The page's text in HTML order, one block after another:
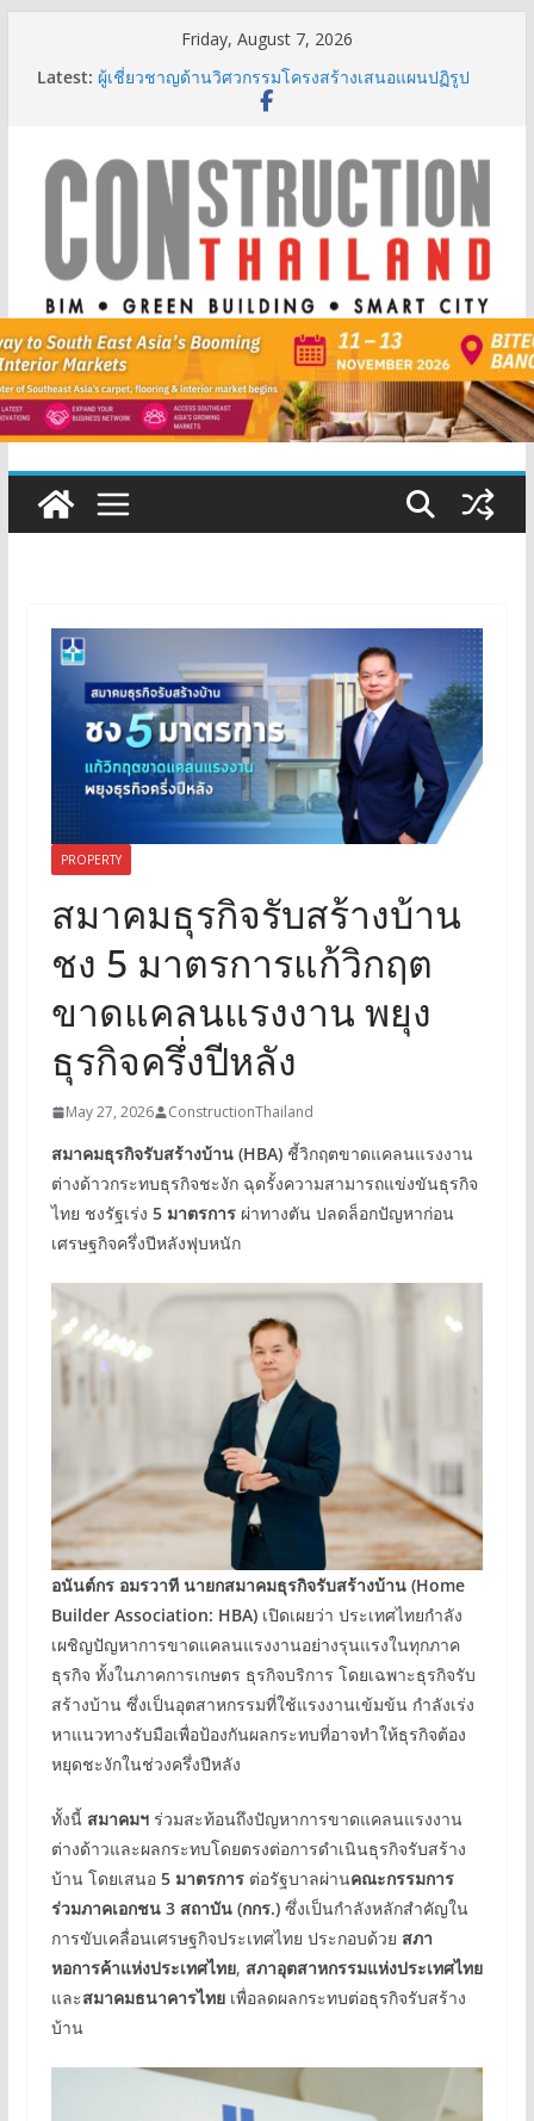
Friday, August 7, 2026
Latest: ผู้เชี่ยวชาญด้านวิศวกรรมโครงสร้างเสนอแผนปฏิรูป
มาตรฐานตั้งแต่การออกแบบถึงการตรวจสอบอาคารไทย
เติบโต 377% ชี้ดีมานด์ภูเก็ตยังแกร่ง
BCT Expo 2026 ชูแนวคิด “Empowering Net Zero in
Construction & Mining” ขับเคลื่อนอุตสาหกรรม
ก่อสร้างและเหมืองแร่สู่สังคมคาร์บอนต่ำอย่างยั่งยืน
ลลิล พร็อพเพอร์ตี้ ก้าวสู่ปีที่ 40 ยึดลูกค้าเป็นศูนย์กลาง
IHG Hotels & Resorts เปิดตัว ฮอลิเดย์ อินน์ เอ็กซ์เพรส
อ่าวนางแห่งแรกในกระบี่
PROPERTY
สมาคมธุรกิจรับสร้างบ้าน
ชง 5 มาตรการแก้วิกฤต
ขาดแคลนแรงงาน พยุง
ธุรกิจครึ่งปีหลัง
May 27, 2026 ConstructionThailand
สมาคมธุรกิจรับสร้างบ้าน (HBA)ชี้วิกฤตขาดแคลนแรงงาน
ต่างด้าวกระทบธุรกิจชะงัก ฉุดรั้งความสามารถแข่งขันธุรกิจ
ไทย ชงรัฐเร่ง 5 มาตรการผ่าทางตัน ปลดล็อกปัญหาก่อน
เศรษฐกิจครึ่งปีหลังฟุบหนัก
อนันต์กร อมรวาที นายกสมาคมธุรกิจรับสร้างบ้าน (Home
Builder Association: HBA)เปิดเผยว่า ประเทศไทยกำลัง
เผชิญปัญหาการขาดแคลนแรงงานอย่างรุนแรงในทุกภาค
ธุรกิจ ทั้งในภาคการเกษตร ธุรกิจบริการ โดยเฉพาะธุรกิจรับ
สร้างบ้าน ซึ่งเป็นอุตสาหกรรมที่ใช้แรงงานเข้มข้น กำลังเร่ง
หาแนวทางรับมือเพื่อป้องกันผลกระทบที่อาจทำให้ธุรกิจต้อง
หยุดชะงักในช่วงครึ่งปีหลัง
ทั้งนี้ สมาคมฯร่วมสะท้อนถึงปัญหาการขาดแคลนแรงงาน
ต่างด้าวและผลกระทบโดยตรงต่อการดำเนินธุรกิจรับสร้าง
บ้าน โดยเสนอ 5 มาตรการต่อรัฐบาลผ่านคณะกรรมการ
ร่วมภาคเอกชน 3 สถาบัน (กกร.)ซึ่งเป็นกำลังหลักสำคัญใน
การขับเคลื่อนเศรษฐกิจประเทศไทย ประกอบด้วย สภา
หอการค้าแห่งประเทศไทย, สภาอุตสาหกรรมแห่งประเทศไทย
และสมาคมธนาคารไทยเพื่อลดผลกระทบต่อธุรกิจรับสร้าง
บ้าน